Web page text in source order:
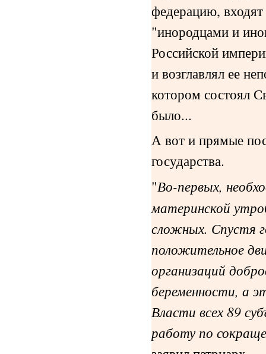
федерацию,
"инородцами и
Российской
и возглавлял ее
котором состоял
было...
А вот и прямые
государства.
"Во-первых,
материнской
сложных. Спустя
положительное
организаций
беременности, а
Власти всех 89
работу по